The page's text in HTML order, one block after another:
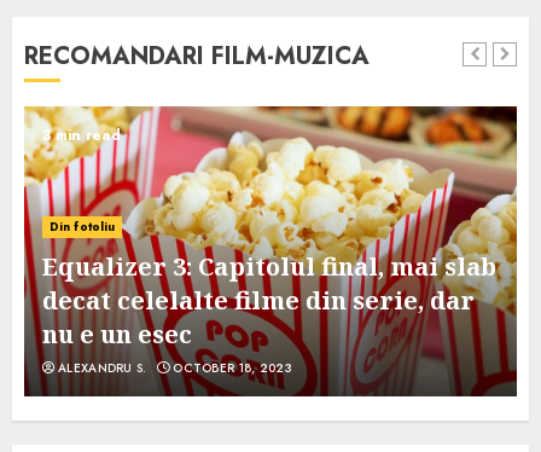
RECOMANDARI FILM-MUZICA
3 min read
Din fotoliu
Equalizer 3: Capitolul final, mai slab
decat celelalte filme din serie, dar
nu e un esec
ALEXANDRU S. OCTOBER 18, 2023